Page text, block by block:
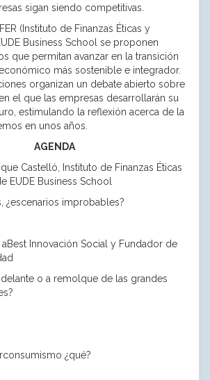
sigan siendo competitivas.
(Instituto de Finanzas Éticas y
Business School se proponen
que permitan avanzar en la transición
más sostenible e integrador.
organizan un debate abierto sobre
el que las empresas desarrollarán su
estimulando la reflexión acerca de la
en unos años.
AGENDA
Castelló, Instituto de Finanzas Éticas
EUDE Business School
¿escenarios improbables?
Innovación Social y Fundador de
o a remolque de las grandes
¿qué?